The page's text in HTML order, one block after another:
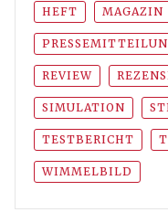
HEFT MAGAZIN
REVIEW
SIMULATION
TESTBERICHT
WIMMELBILD